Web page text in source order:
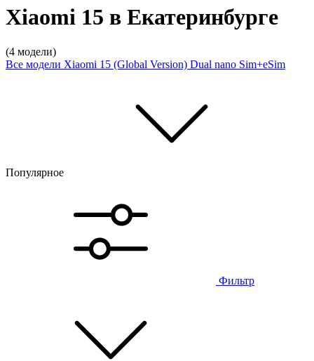
Xiaomi 15 в Екатеринбурге
(4 модели)
Все модели Xiaomi 15 (Global Version) Dual nano Sim+eSim
Популярное
Фильтр